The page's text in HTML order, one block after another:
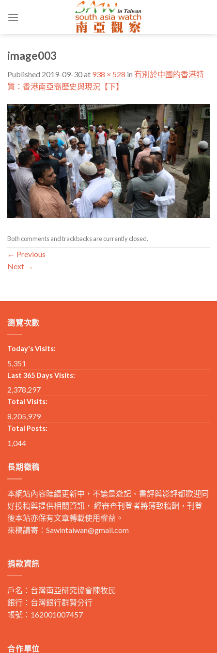
image003
Published 2019-09-30at 938 × 528 in 有別於中國的香港特
質：香港南亞裔歷史與現況【下】
Both comments and trackbacks are currently closed.
← Previous
Next →
瀏覽次數
Today's Visits:
5,351
Last 365 Days Visits:
2,378,297
Total Visits:
8,205,979
Total Posts:
1,044
長期徵稿
本網站內容陸續更新中，不論是遊記、書評與影評都歡迎同
好投稿與提供相關資訊， 經審查刊登者將薄致稿酬，刊登
後本站亦保有文章轉載使用權益。
來稿請寄： Sawintaiwan@gmail.com
捐款資訊
戶名：台灣南亞研究協會陳牧民
銀行：台灣銀行群賢分行
帳號：162001007457
合作單位